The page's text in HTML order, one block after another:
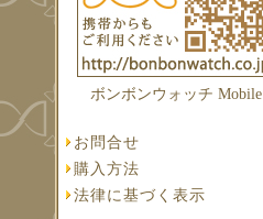
ボンボンウォッチ Mobile
お問合せ
購入方法
法律に基づく表示